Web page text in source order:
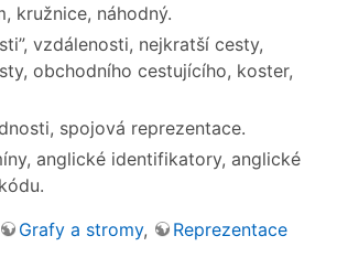
kružnice, náhodný.
vzdálenosti, nejkratší cesty,
obchodního cestujícího, koster,
spojová reprezentace.
anglické identifikatory, anglické
Grafy a stromy,
Reprezentace